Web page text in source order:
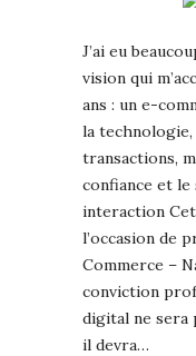
J’ai eu
vision qui
ans : un e-
la
transactions,
confiance et le
interaction
l’occasion de
Commerce –
conviction
digital ne sera
il devra…